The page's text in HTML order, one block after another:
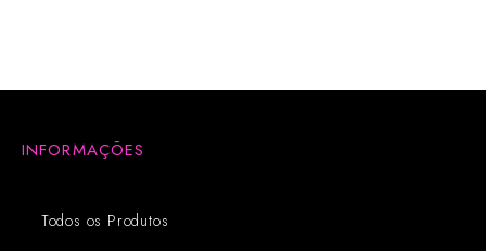
INFORMAÇÕES
Todos os Produtos